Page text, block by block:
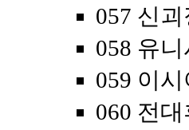
057 신괴
058 유
059 이
060 전